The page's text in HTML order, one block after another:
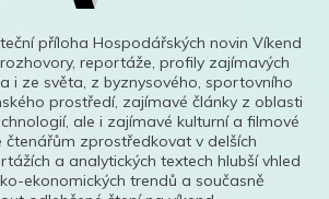
příloha Hospodářských novin Víkend
reportáže, profily zajímavých
i ze světa, z byznysového, sportovního
prostředí, zajímavé články z oblasti
ale i zajímavé kulturní a filmové
čtenářům zprostředkovat v delších
a analytických textech hlubší vhled
ekonomických trendů a současně